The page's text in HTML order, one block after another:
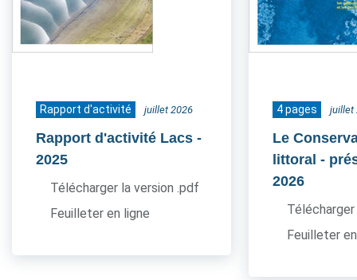
Rapport d'activité juillet 2026
Rapport d'activité Lacs -
2025
Télécharger la version .pdf
Feuilleter en ligne
4 pages juillet
Le
littoral -
2026
Feuilleter